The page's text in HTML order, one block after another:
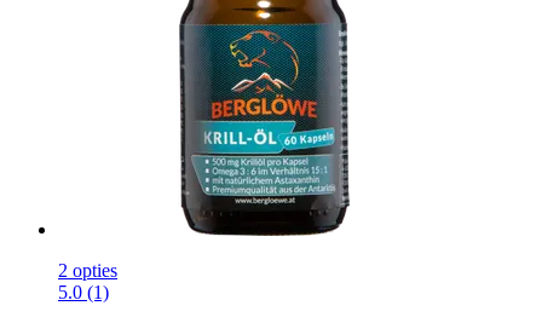
2 opties
5.0 (1)